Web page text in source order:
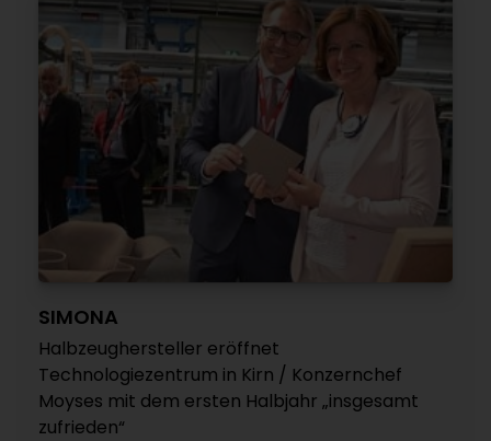
SIMONA
Halbzeughersteller eröffnet
Technologiezentrum in Kirn / Konzernchef
Moyses mit dem ersten Halbjahr „insgesamt
zufrieden“